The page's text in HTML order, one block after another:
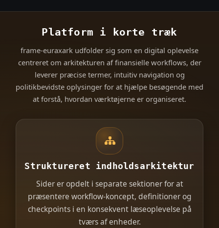
Platform i korte træk
frame-euraxark udfolder sig som en digital oplevelse
centreret om arkitekturen af finansielle workflows, der
leverer præcise termer, intuitiv navigation og
politikbevidste oplysinger for at hjælpe besøgende med
at forstå, hvordan værktøjerne er organiseret.
Struktureret indholdsarkitektur
Sider er opdelt i separate sektioner for at
præsentere workflow-koncept, definitioner og
checkpoints i en konsekvent læseoplevelse på
tværs af enheder.